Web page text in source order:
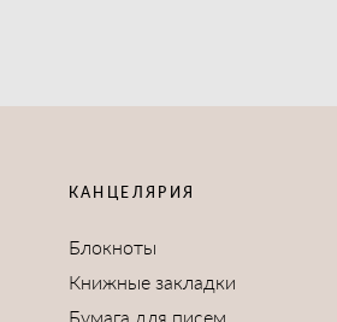
КАНЦЕЛЯРИЯ
Блокноты
Книжные закладки
Бумага для писем